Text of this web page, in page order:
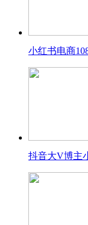
小红书电商
抖音大V博主